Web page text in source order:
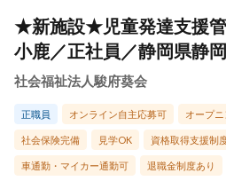
★新施設★児童発達支援
小鹿／正社員／静岡県静
社会福祉法人駿府葵会
正職員 オンライン自主応募可 オープ
社会保険完備 見学OK 資格取得支援制
車通勤・マイカー通勤可 退職金制度あり